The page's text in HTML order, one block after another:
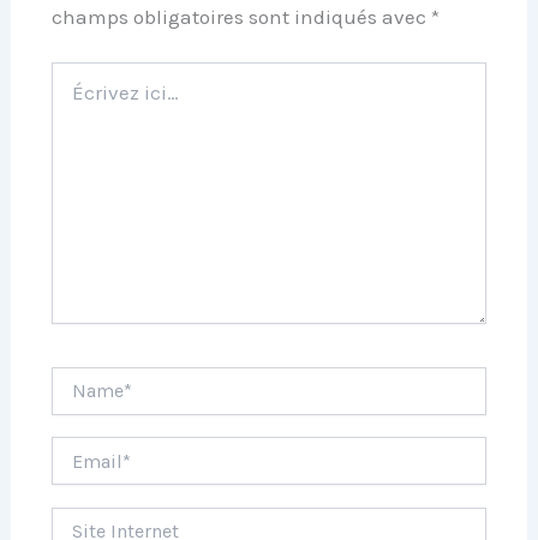
champs obligatoires sont indiqués avec *
ici…